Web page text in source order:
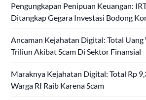
Pengungkapan Penipuan Keuangan:
Ditangkap Gegara Investasi Bodong
Ancaman Kejahatan Digital: Total
Triliun Akibat Scam Di Sektor Finansial
Maraknya Kejahatan Digital: Total Rp
Warga RI Raib Karena Scam